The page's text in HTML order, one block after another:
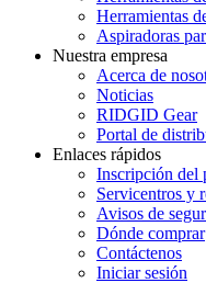
Herramientas
Aspiradoras
Nuestra empresa
Acerca de
Noticias
RIDGID Gear
Portal de
Enlaces rápidos
Inscripción del
Servicentros y
Avisos de
Dónde comprar
Contáctenos
Iniciar sesión